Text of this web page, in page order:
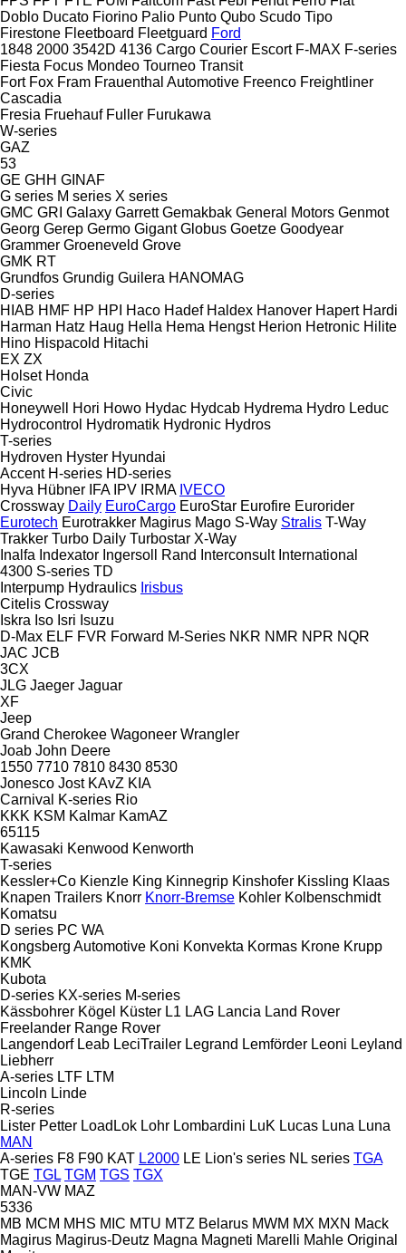
Doblo Ducato Fiorino Palio Punto Qubo Scudo Tipo
Firestone Fleetboard Fleetguard Ford
1848 2000 3542D 4136 Cargo Courier Escort F-MAX F-series
Fiesta Focus Mondeo Tourneo Transit
Fort Fox Fram Frauenthal Automotive Freenco Freightliner
Cascadia
Fresia Fruehauf Fuller Furukawa
W-series
GAZ
53
GE GHH GINAF
G series M series X series
GMC GRI Galaxy Garrett Gemakbak General Motors Genmot
Georg Gerep Germo Gigant Globus Goetze Goodyear
Grammer Groeneveld Grove
GMK RT
Grundfos Grundig Guilera HANOMAG
D-series
HIAB HMF HP HPI Haco Hadef Haldex Hanover Hapert Hardi
Harman Hatz Haug Hella Hema Hengst Herion Hetronic Hilite
Hino Hispacold Hitachi
EX ZX
Holset Honda
Civic
Honeywell
Hori Howo Hydac Hydcab Hydrema Hydro Leduc
Hydrocontrol Hydromatik Hydronic Hydros
T-series
Hydroven Hyster Hyundai
Accent H-series HD-series
Hyva Hübner IFA IPV IRMA IVECO
Crossway Daily EuroCargo EuroStar Eurofire Eurorider
Eurotech Eurotrakker Magirus Mago S-Way Stralis T-Way
Trakker Turbo Daily Turbostar X-Way
Inalfa Indexator Ingersoll Rand Interconsult International
4300 S-series TD
Interpump Hydraulics Irisbus
Citelis Crossway
Iskra Iso Isri Isuzu
D-Max ELF FVR Forward M-Series NKR NMR NPR NQR
JAC JCB
3CX
JLG Jaeger Jaguar
XF
Jeep
Grand Cherokee Wagoneer Wrangler
Joab John Deere
1550 7710 7810 8430 8530
Jonesco Jost KAvZ KIA
Carnival
K-series Rio
KKK KSM Kalmar KamAZ
65115
Kawasaki Kenwood Kenworth
T-series
Kessler+Co Kienzle King Kinnegrip Kinshofer Kissling Klaas
Knapen Trailers Knorr Knorr-Bremse Kohler Kolbenschmidt
Komatsu
D series PC WA
Kongsberg Automotive Koni Konvekta Kormas Krone Krupp
KMK
Kubota
D-series KX-series M-series
Kässbohrer Kögel Küster L1 LAG Lancia Land Rover
Freelander Range Rover
Langendorf Leab LeciTrailer Legrand Lemförder Leoni Leyland
Liebherr
A-series LTF LTM
Lincoln Linde
R-series
Lister Petter LoadLok Lohr Lombardini LuK Lucas Luna Luna
MAN
A-series F8 F90 KAT L2000 LE Lion's series NL series TGA
TGE TGL TGM TGS TGX
MAN-VW MAZ
5336
MB MCM MHS MIC MTU MTZ Belarus MWM MX MXN Mack
Magirus Magirus-Deutz Magna Magneti Marelli Mahle Original